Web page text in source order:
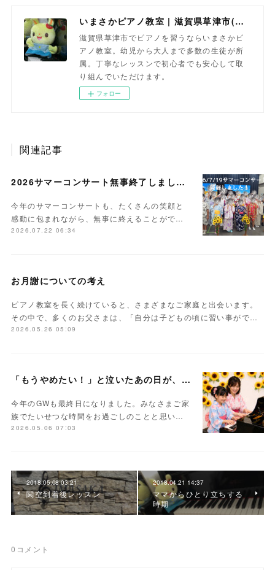
いまさかピアノ教室 | 滋賀県草津市(南草津)のピアノ教室
滋賀県草津市でピアノを習うならいまさかピ
アノ教室。幼児から大人まで多数の生徒が所
属。丁寧なレッスンで初心者でも安心して取
り組んでいただけます。
フォロー
関連記事
2026サマーコンサート無事終了しました。
今年のサマーコンサートも、たくさんの笑顔と
感動に包まれながら、無事に終えることがで…
2026.07.22 06:34
お月謝についての考え
ピアノ教室を長く続けていると、さまざまなご家庭と出会います。
その中で、多くのお父さまは、「自分は子どもの頃に習い事がで…
2026.05.26 05:09
「もうやめたい！」と泣いたあの日が、未来の力になる
今年のGWも最終日になりました。みなさまご家
族でたいせつな時間をお過ごしのことと思い…
2026.05.06 07:03
2018.05.08 03:21
関空到着後レッスン
2018.04.21 14:37
ママからひとり立ちする
時期
0 コメント